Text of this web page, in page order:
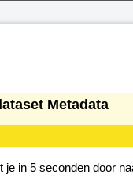
Metadata
je in 5 seconden door